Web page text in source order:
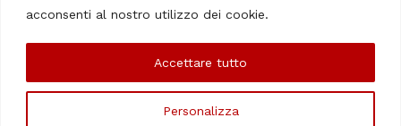
acconsenti al nostro utilizzo dei cookie.
Personalizza
Accettare tutto
Le Firme
©Copyright 2006/2020 - ItaliaChiamaItalia